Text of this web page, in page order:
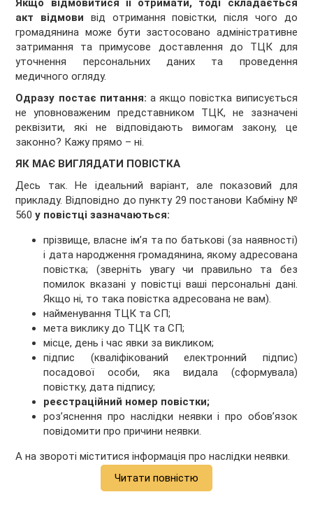
Якщо відмовитися її отримати, тоді складається
акт відмови від отримання повістки, після чого до
громадянина може бути застосовано адміністративне
затримання та примусове доставлення до ТЦК для
уточнення персональних даних та проведення
медичного огляду.
Одразу постає питання: а якщо повістка виписується
не уповноваженим представником ТЦК, не зазначені
реквізити, які не відповідають вимогам закону, це
законно? Кажу прямо – ні.
ЯК МАЄ ВИГЛЯДАТИ ПОВІСТКА
Десь так. Не ідеальний варіант, але показовий для
прикладу. Відповідно до пункту 29 постанови Кабміну №
560у повістці зазначаються:
прізвище, власне ім’я та по батькові (за наявності)
і дата народження громадянина, якому адресована
повістка; (зверніть увагу чи правильно та без
помилок вказані у повістці ваші персональні дані.
Якщо ні, то така повістка адресована не вам).
найменування ТЦК та СП;
мета виклику до ТЦК та СП;
місце, день і час явки за викликом;
підпис (кваліфікований електронний підпис)
посадової особи, яка видала (сформувала)
повістку, дата підпису;
реєстраційний номер повістки;
роз’яснення про наслідки неявки і про обов’язок
повідомити про причини неявки.
А на звороті міститися інформація про наслідки неявки.
Читати повністю